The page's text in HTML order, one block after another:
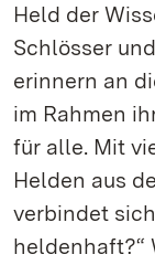
Held der
Schlösser
erinnern an
im Rahmen
für alle. Mit
Helden aus
verbindet
heldenhaft?“